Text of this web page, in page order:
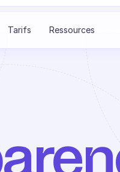
Tarifs Ressources